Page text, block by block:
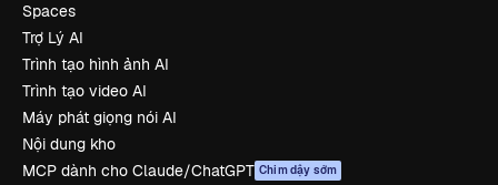
Spaces
Trợ Lý AI
Trình tạo hình ảnh AI
Trình tạo video AI
Máy phát giọng nói AI
Nội dung kho
MCP dành cho Claude/ChatGPT Chim dậy sớm